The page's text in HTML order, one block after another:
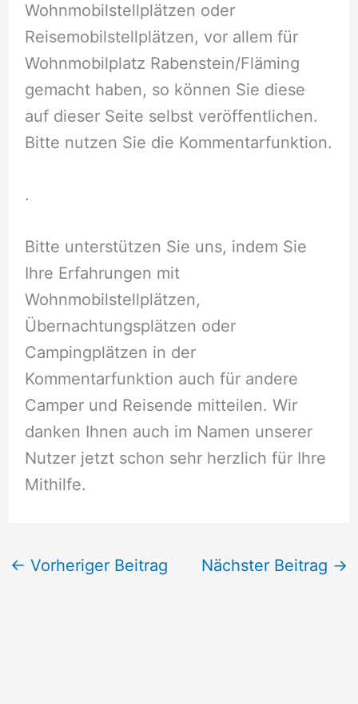
Wohnmobilstellplätzen oder
Reisemobilstellplätzen, vor allem für
Wohnmobilplatz Rabenstein/Fläming
gemacht haben, so können Sie diese
auf dieser Seite selbst veröffentlichen.
Bitte nutzen Sie die Kommentarfunktion.
.
Bitte unterstützen Sie uns, indem Sie
Ihre Erfahrungen mit
Wohnmobilstellplätzen,
Übernachtungsplätzen oder
Campingplätzen in der
Kommentarfunktion auch für andere
Camper und Reisende mitteilen. Wir
danken Ihnen auch im Namen unserer
Nutzer jetzt schon sehr herzlich für Ihre
Mithilfe.
← Vorheriger Beitrag Nächster Beitrag →